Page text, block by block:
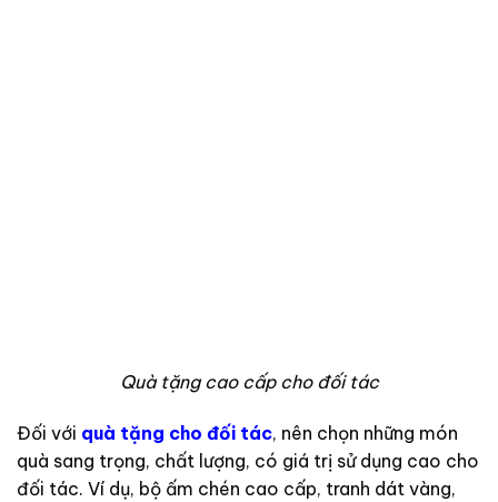
Quà tặng cao cấp cho đối tác
Đối với quà tặng cho đối tác, nên chọn những món
quà sang trọng, chất lượng, có giá trị sử dụng cao cho
đối tác. Ví dụ, bộ ấm chén cao cấp, tranh dát vàng,